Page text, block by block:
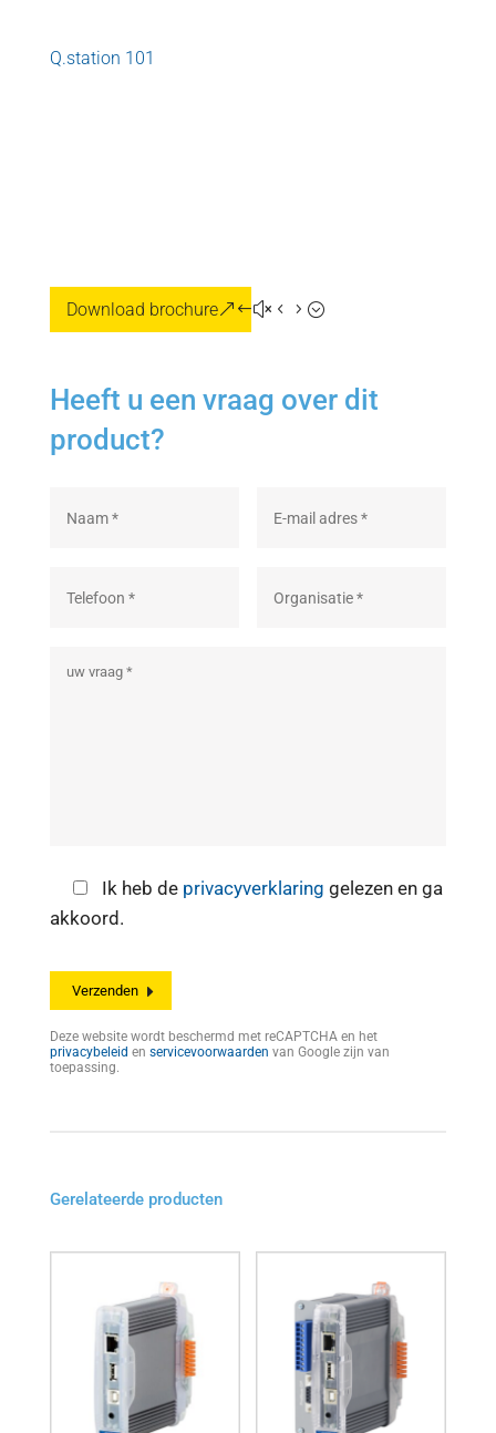
Q.station 101
Download brochure
Heeft u een vraag over dit
product?
Ik heb de privacyverklaring gelezen en ga
akkoord.
Deze website wordt beschermd met reCAPTCHA en het
privacybeleid en servicevoorwaarden van Google zijn van
toepassing.
Gerelateerde producten